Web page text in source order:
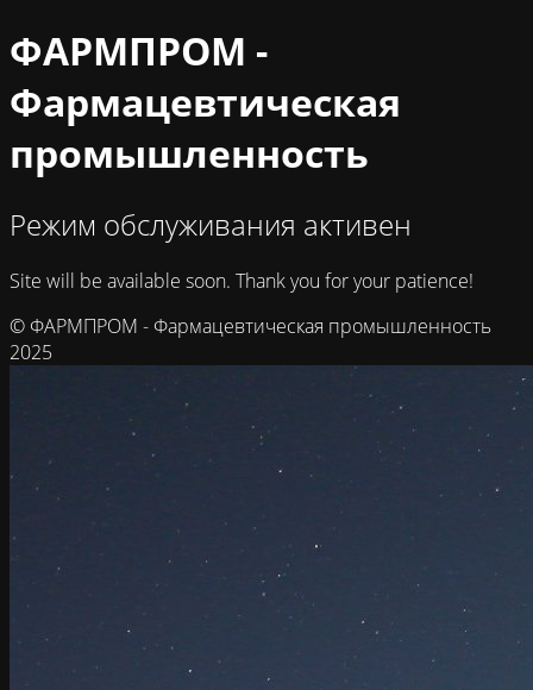
ФАРМПРОМ -
Фармацевтическая
промышленность
Режим обслуживания активен
Site will be available soon. Thank you for your patience!
© ФАРМПРОМ - Фармацевтическая промышленность
2025